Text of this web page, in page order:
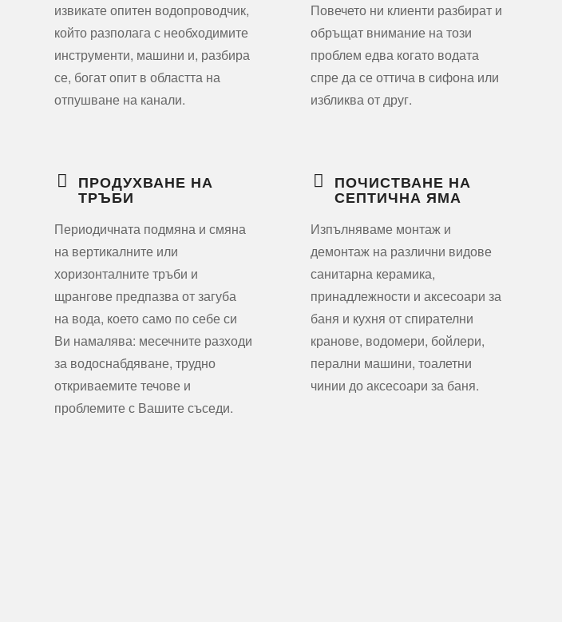
извикате опитен водопроводчик,
който разполага с необходимите
инструменти, машини и, разбира
се, богат опит в областта на
отпушване на канали.
Повечето ни клиенти разбират и
обръщат внимание на този
проблем едва когато водата
спре да се оттича в сифона или
избликва от друг.
ПРОДУХВАНЕ НА
ТРЪБИ
Периодичната подмяна и смяна
на вертикалните или
хоризонталните тръби и
щрангове предпазва от загуба
на вода, което само по себе си
Ви намалява: месечните разходи
за водоснабдяване, трудно
откриваемите течове и
проблемите с Вашите съседи.
ПОЧИСТВАНЕ НА
СЕПТИЧНА ЯМА
Изпълняваме монтаж и
демонтаж на различни видове
санитарна керамика,
принадлежности и аксесоари за
баня и кухня от спирателни
кранове, водомери, бойлери,
перални машини, тоалетни
чинии до аксесоари за баня.